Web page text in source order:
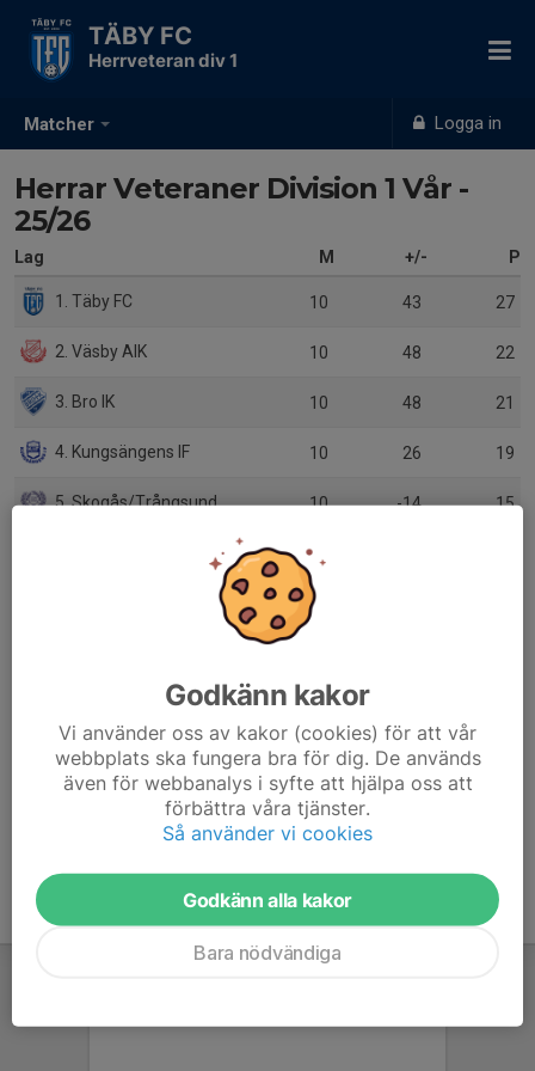
Matcher Logga in
TÄBY FC
Herrveteran div 1
Herrar Veteraner Division 1 Vår -
25/26
Lag M +/- P
1. Täby FC 10 43 27
2. Väsby AIK 10 48 22
3. Bro IK 10 48 21
4. Kungsängens IF 10 26 19
5. Skogås/Trångsunds IBK 10 -14 15
10
10
9. Hammarby IF IBF 10
10. Älta IF 10 -35
11. IK Frej Täby IBK 10
Godkänn kakor
Vi använder oss av kakor (cookies) för att vår
webbplats ska fungera bra för dig. De används
även för webbanalys i syfte att hjälpa oss att
förbättra våra tjänster.
Så använder vi cookies
Godkänn alla kakor
Bara nödvändiga